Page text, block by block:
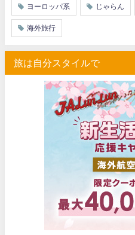
07/01 JTB) 大韓航空便(航空券+ホ
07/01 JTB) 大韓航空便(航空券
Trip.com) 海外ホテル
エアトリ) 海外航空券
HIS) スーパーサマーセ
楽天トラベル) 海外ツア
楽天トラベル) 海外ツア
Trip.com) 海外航空券(
Trip.com) 韓国旅 最大
エアトリ) 海外航空券
ヨーロッパ系 じゃらん
海外旅行
旅は自分スタイルで